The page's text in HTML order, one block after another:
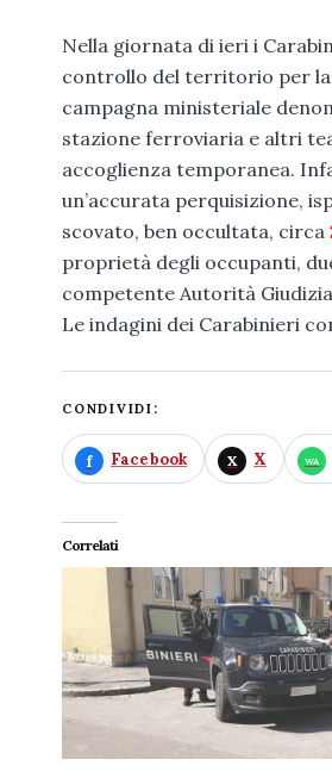
Nella giornata di ieri i
controllo del territorio per la
campagna ministeriale
stazione ferroviaria e altri
accoglienza temporanea.
un’accurata perquisizione,
scovato, ben occultata, circa
proprietà degli occupanti,
competente Autorità
Le indagini dei Carabinieri
CONDIVIDI:
Facebook X
Correlati